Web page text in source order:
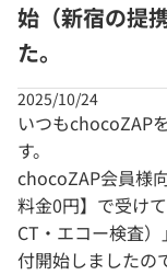
始（新宿の提
た。
2025/10/24
いつもchocoZAP
す。
chocoZAP会員様
料金0円】で受け
CT・エコー検査
付開始しましたの